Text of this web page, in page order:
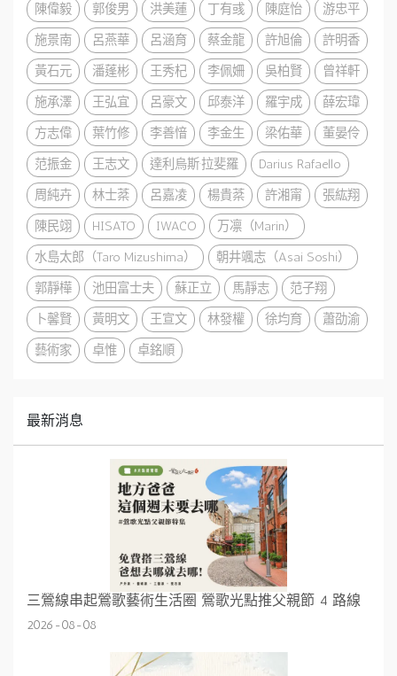
陳偉毅
郭俊男 洪美蓮 丁有彧 陳庭怡
游忠平
施景南
呂燕華 呂涵育 蔡金龍 許旭倫
許明香
黃石元
潘蓬彬 王秀杞 李佩姍 吳柏賢
曾祥軒
施承澤
王弘宜 呂豪文 邱泰洋 羅宇成
薛宏瑋
方志偉
葉竹修 李善愔 李金生 梁佑華
董晏伶
范振金
王志文 達利烏斯·拉斐羅
Darius Rafaello
周純卉
林士棻 呂嘉凌 楊貴棻 許湘甯
張紘翔
陳民翊
HISATO IWACO
万凛（Marin）
水島太郎（Taro Mizushima）
朝井颯志（Asai Soshi）
郭靜樺
池田富士夫 蘇正立 馬靜志
范子翔
卜馨賢
黃明文 王宣文 林發權 徐均育
蕭劭渝
藝術家
卓惟 卓銘順
最新消息
三鶯線串起鶯歌藝術生活圈 鶯歌光點推父親節 4 路線
2026-08-08